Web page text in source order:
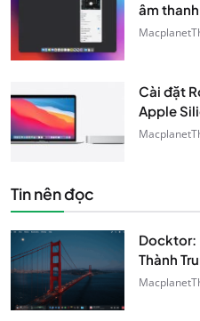
âm
Macplanet
Cài đặt
Apple
Macplanet
Tin nên đọc
Docktor:
Thành
Macplanet